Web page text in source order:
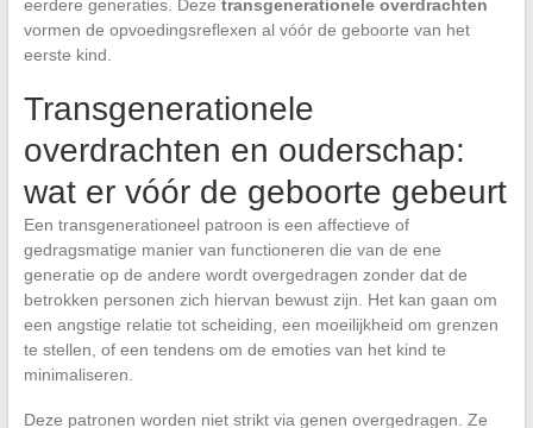
eerdere generaties. Deze transgenerationele overdrachten
vormen de opvoedingsreflexen al vóór de geboorte van het
eerste kind.
Transgenerationele
overdrachten en ouderschap:
wat er vóór de geboorte gebeurt
Een transgenerationeel patroon is een affectieve of
gedragsmatige manier van functioneren die van de ene
generatie op de andere wordt overgedragen zonder dat de
betrokken personen zich hiervan bewust zijn. Het kan gaan om
een angstige relatie tot scheiding, een moeilijkheid om grenzen
te stellen, of een tendens om de emoties van het kind te
minimaliseren.
Deze patronen worden niet strikt via genen overgedragen. Ze